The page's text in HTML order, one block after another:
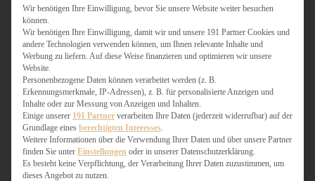
MY AMERICAN BAKERY
SCHOKOLADIGES
SÜSSES HAUPTGERICHT
TÖRTCHEN
VEGAN SÜSS
WEIHNACHTSBÄCKEREI
HERZHAFT
Wir benötigen Ihre Einwilligung, bevor Sie unsere Website weiter besuchen
können.
Wir benötigen Ihre Einwilligung, damit wir und unsere 191 Partner Cookies und
andere Technologien verwenden können, um Ihnen relevante Inhalte und
Werbung zu liefern. Auf diese Weise finanzieren und optimieren wir unsere
Website.
Personenbezogene Daten können verarbeitet werden (z. B.
Erkennungsmerkmale, IP-Adressen), z. B. für personalisierte Anzeigen und
Inhalte oder zur Messung von Anzeigen und Inhalten.
Einige unserer 191 Partner verarbeiten Ihre Daten (jederzeit widerrufbar) auf der
Grundlage eines berechtigten Interesses
Weitere Informationen über die Verwendung Ihrer Daten und über unsere Partner
finden Sie unter Einstellungen oder in unserer Datenschutzerklärung.
Es besteht keine Verpflichtung, der Verarbeitung Ihrer Daten zuzustimmen, um
dieses Angebot zu nutzen.